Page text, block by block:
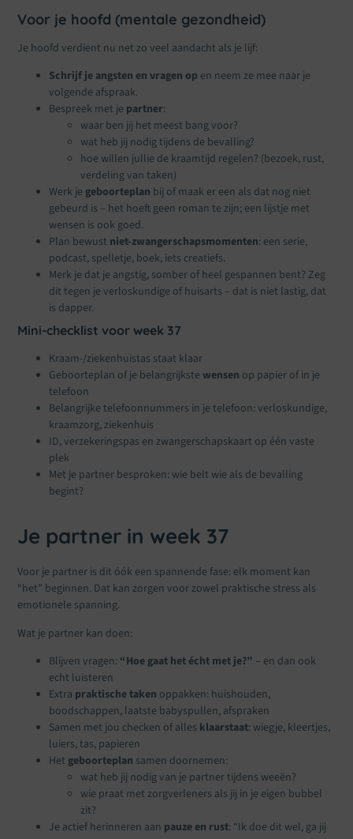
Voor je hoofd (mentale gezondheid)
Je hoofd verdient nu net zo veel aandacht als je lijf:
Schrijf je angsten en vragen op en neem ze mee naar je
volgende afspraak.
Bespreek met je partner:
waar ben jij het meest bang voor?
wat heb jij nodig tijdens de bevalling?
hoe willen jullie de kraamtijd regelen? (bezoek, rust,
verdeling van taken)
Werk je geboorteplan bij of maak er een als dat nog niet
gebeurd is – het hoeft geen roman te zijn; een lijstje met
wensen is ook goed.
Plan bewust niet-zwangerschapsmomenten: een serie,
podcast, spelletje, boek, iets creatiefs.
Merk je dat je angstig, somber of heel gespannen bent? Zeg
dit tegen je verloskundige of huisarts – dat is niet lastig, dat
is dapper.
Mini-checklist voor week 37
Kraam-/ziekenhuistas staat klaar
Geboorteplan of je belangrijkstewensen op papier of in je
telefoon
Belangrijke telefoonnummers in je telefoon: verloskundige,
kraamzorg, ziekenhuis
ID, verzekeringspas en zwangerschapskaart op één vaste
plek
Met je partner besproken: wie belt wie als de bevalling
begint?
Je partner in week 37
Voor je partner is dit óók een spannende fase: elk moment kan
“het” beginnen. Dat kan zorgen voor zowel praktische stress als
emotionele spanning.
Wat je partner kan doen:
Blijven vragen: “Hoe gaat het écht met je?” – en dan ook
echt luisteren
Extra praktische taken oppakken: huishouden,
boodschappen, laatste babyspullen, afspraken
Samen met jou checken of alles klaarstaat: wiegje, kleertjes,
luiers, tas, papieren
Het geboorteplan samen doornemen:
wat heb jij nodig van je partner tijdens weeën?
wie praat met zorgverleners als jij in je eigen bubbel
zit?
Je actief herinneren aan pauze en rust: “Ik doe dit wel, ga jij